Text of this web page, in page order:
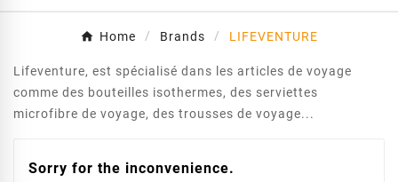
Home Brands LIFEVENTURE
Lifeventure, est spécialisé dans les articles de voyage
comme des bouteilles isothermes, des serviettes
microfibre de voyage, des trousses de voyage...
Sorry for the inconvenience.